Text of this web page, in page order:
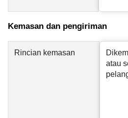
Kemasan dan pengiriman
Rincian kemasan
atau